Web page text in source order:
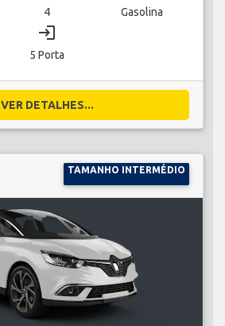
4 Gasolina
login
5 Porta
VER DETALHES...
TAMANHO INTERMÉDIO